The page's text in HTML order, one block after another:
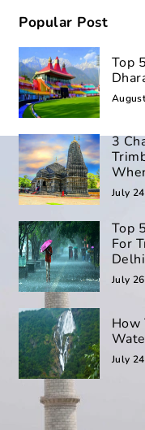
Popular Post
Top
3
July
Top
For
Delhi
July
How
July